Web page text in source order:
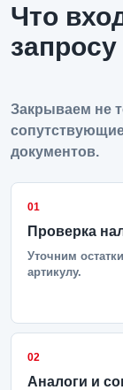
Что
запросу
Закрываем не
документов.
01
Проверка
Уточним
артикулу.
02
Аналоги и